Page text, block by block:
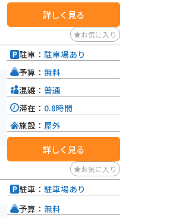
詳しく見る
お気に入り
駐車： 駐車場あり
予算： 無料
混雑： 普通
滞在： 0.8時間
施設： 屋外
詳しく見る
お気に入り
駐車： 駐車場あり
予算： 無料